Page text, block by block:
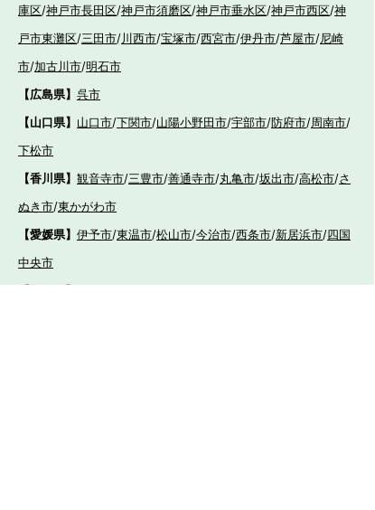
庫区/神戸市長田区/神戸市須磨区/神戸市垂水区/神戸市西区/神
戸市東灘区/三田市/川西市/宝塚市/西宮市/伊丹市/芦屋市/尼崎
市/加古川市/明石市
【広島県】 呉市
【山口県】 山口市/下関市/山陽小野田市/宇部市/防府市/周南市/
下松市
【香川県】 観音寺市/三豊市/善通寺市/丸亀市/坂出市/高松市/さ
ぬき市/東かがわ市
【愛媛県】 伊予市/東温市/松山市/今治市/西条市/新居浜市/四国
中央市